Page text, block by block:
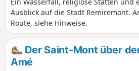
Ausblick auf die Stadt Remiremont. Änderungen an der
Route, siehe Hinweise.
Der Saint-Mont über
Amé